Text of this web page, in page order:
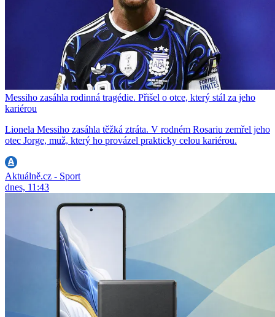
Messiho zasáhla rodinná tragédie. Přišel o otce, který stál za jeho
kariérou
Lionela Messiho zasáhla těžká ztráta. V rodném Rosariu zemřel jeho
otec Jorge, muž, který ho provázel prakticky celou kariérou.
Aktuálně.cz - Sport
dnes, 11:43